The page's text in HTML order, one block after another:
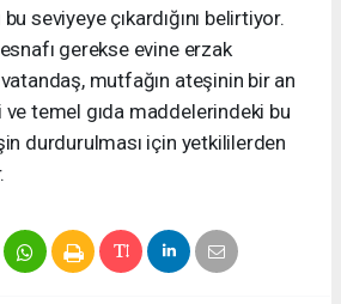
bu seviyeye çıkardığını belirtiyor.
gerekse evine erzak
mutfağın ateşinin bir an
temel gıda maddelerindeki bu
durdurulması için yetkililerden